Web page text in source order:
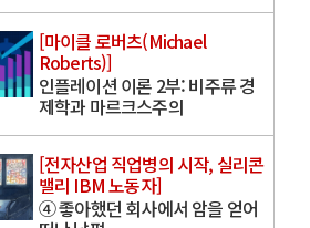
[마이클 로버츠(Michael
Roberts)]
인플레이션 이론 2부: 비주류 경
제학과 마르크스주의
[전자산업 직업병의 시작, 실리콘
밸리 IBM 노동자]
④ 좋아했던 회사에서 암을 얻어